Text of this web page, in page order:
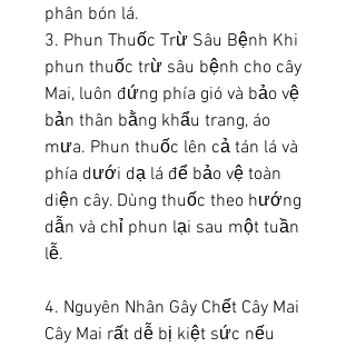
phân bón lá.
3. Phun Thuốc Trừ Sâu Bệnh Khi
phun thuốc trừ sâu bệnh cho cây
Mai, luôn đứng phía gió và bảo vệ
bản thân bằng khẩu trang, áo
mưa. Phun thuốc lên cả tán lá và
phía dưới dạ lá để bảo vệ toàn
diện cây. Dùng thuốc theo hướng
dẫn và chỉ phun lại sau một tuần
lễ.
4. Nguyên Nhân Gây Chết Cây Mai
Cây Mai rất dễ bị kiệt sức nếu